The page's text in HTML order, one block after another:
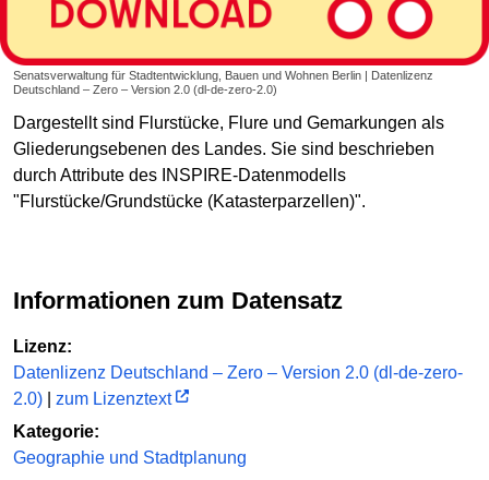
Senatsverwaltung für Stadtentwicklung, Bauen und Wohnen Berlin | Datenlizenz
Deutschland – Zero – Version 2.0 (dl-de-zero-2.0)
Dargestellt sind Flurstücke, Flure und Gemarkungen als
Gliederungsebenen des Landes. Sie sind beschrieben
durch Attribute des INSPIRE-Datenmodells
"Flurstücke/Grundstücke (Katasterparzellen)".
Informationen zum Datensatz
Lizenz:
Datenlizenz Deutschland – Zero – Version 2.0 (dl-de-zero-
2.0)
zum Lizenztext
Kategorie:
Geographie und Stadtplanung